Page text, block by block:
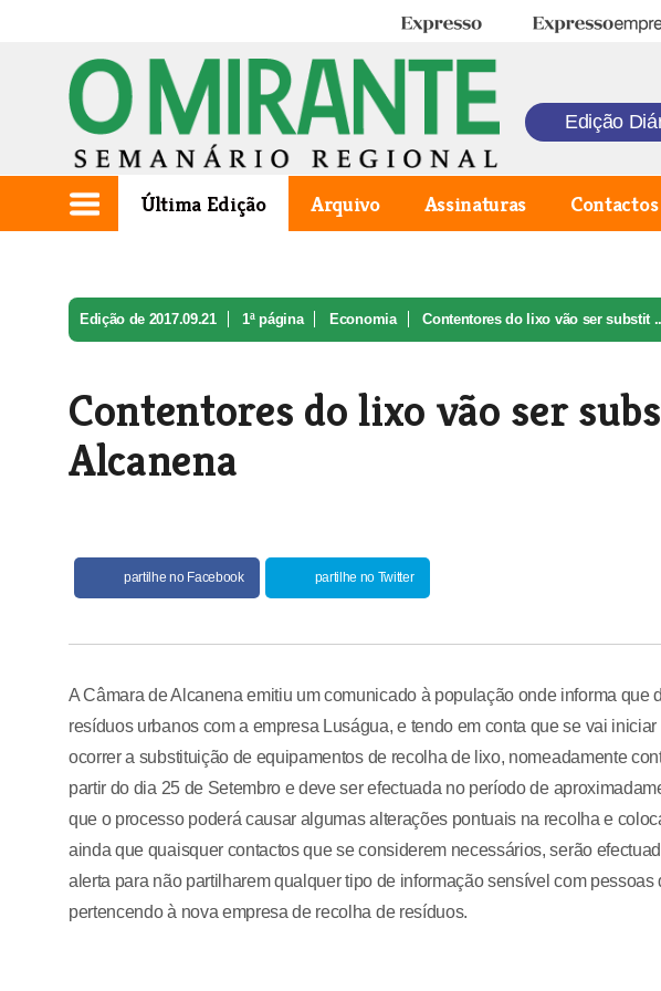
Expresso Expresso Emprego
Edição
Última Edição Arquivo Assinaturas Contactos
Edição de 2017.09.21 1ª página Economia Contentores do lixo vão ser substit
Contentores do lixo vão ser
Alcanena
partilhe no Facebook partilhe no Twitter
A Câmara de Alcanena emitiu um comunicado à população onde informa que
resíduos urbanos com a empresa Luságua, e tendo em conta que se vai
ocorrer a substituição de equipamentos de recolha de lixo, nomeadamente
partir do dia 25 de Setembro e deve ser efectuada no período de
que o processo poderá causar algumas alterações pontuais na recolha e
ainda que quaisquer contactos que se considerem necessários, serão
alerta para não partilharem qualquer tipo de informação sensível com
pertencendo à nova empresa de recolha de resíduos.